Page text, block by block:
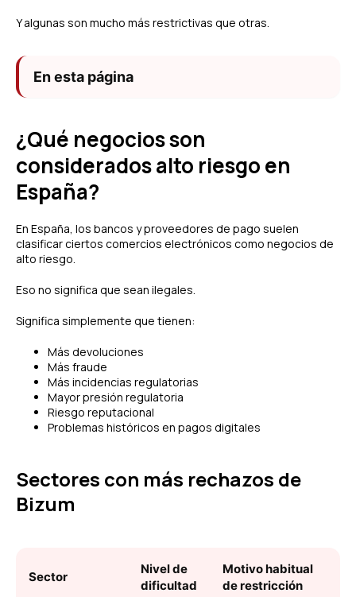
Y algunas son mucho más restrictivas que otras.
En esta página
¿Qué negocios son
considerados alto riesgo en
España?
En España, los bancos y proveedores de pago suelen
clasificar ciertos comercios electrónicos como negocios de
alto riesgo.
Eso no significa que sean ilegales.
Significa simplemente que tienen:
Más devoluciones
Más fraude
Más incidencias regulatorias
Mayor presión regulatoria
Riesgo reputacional
Problemas históricos en pagos digitales
Sectores con más rechazos de
Bizum
Sector
Nivel de
dificultad
Motivo habitual
de restricción